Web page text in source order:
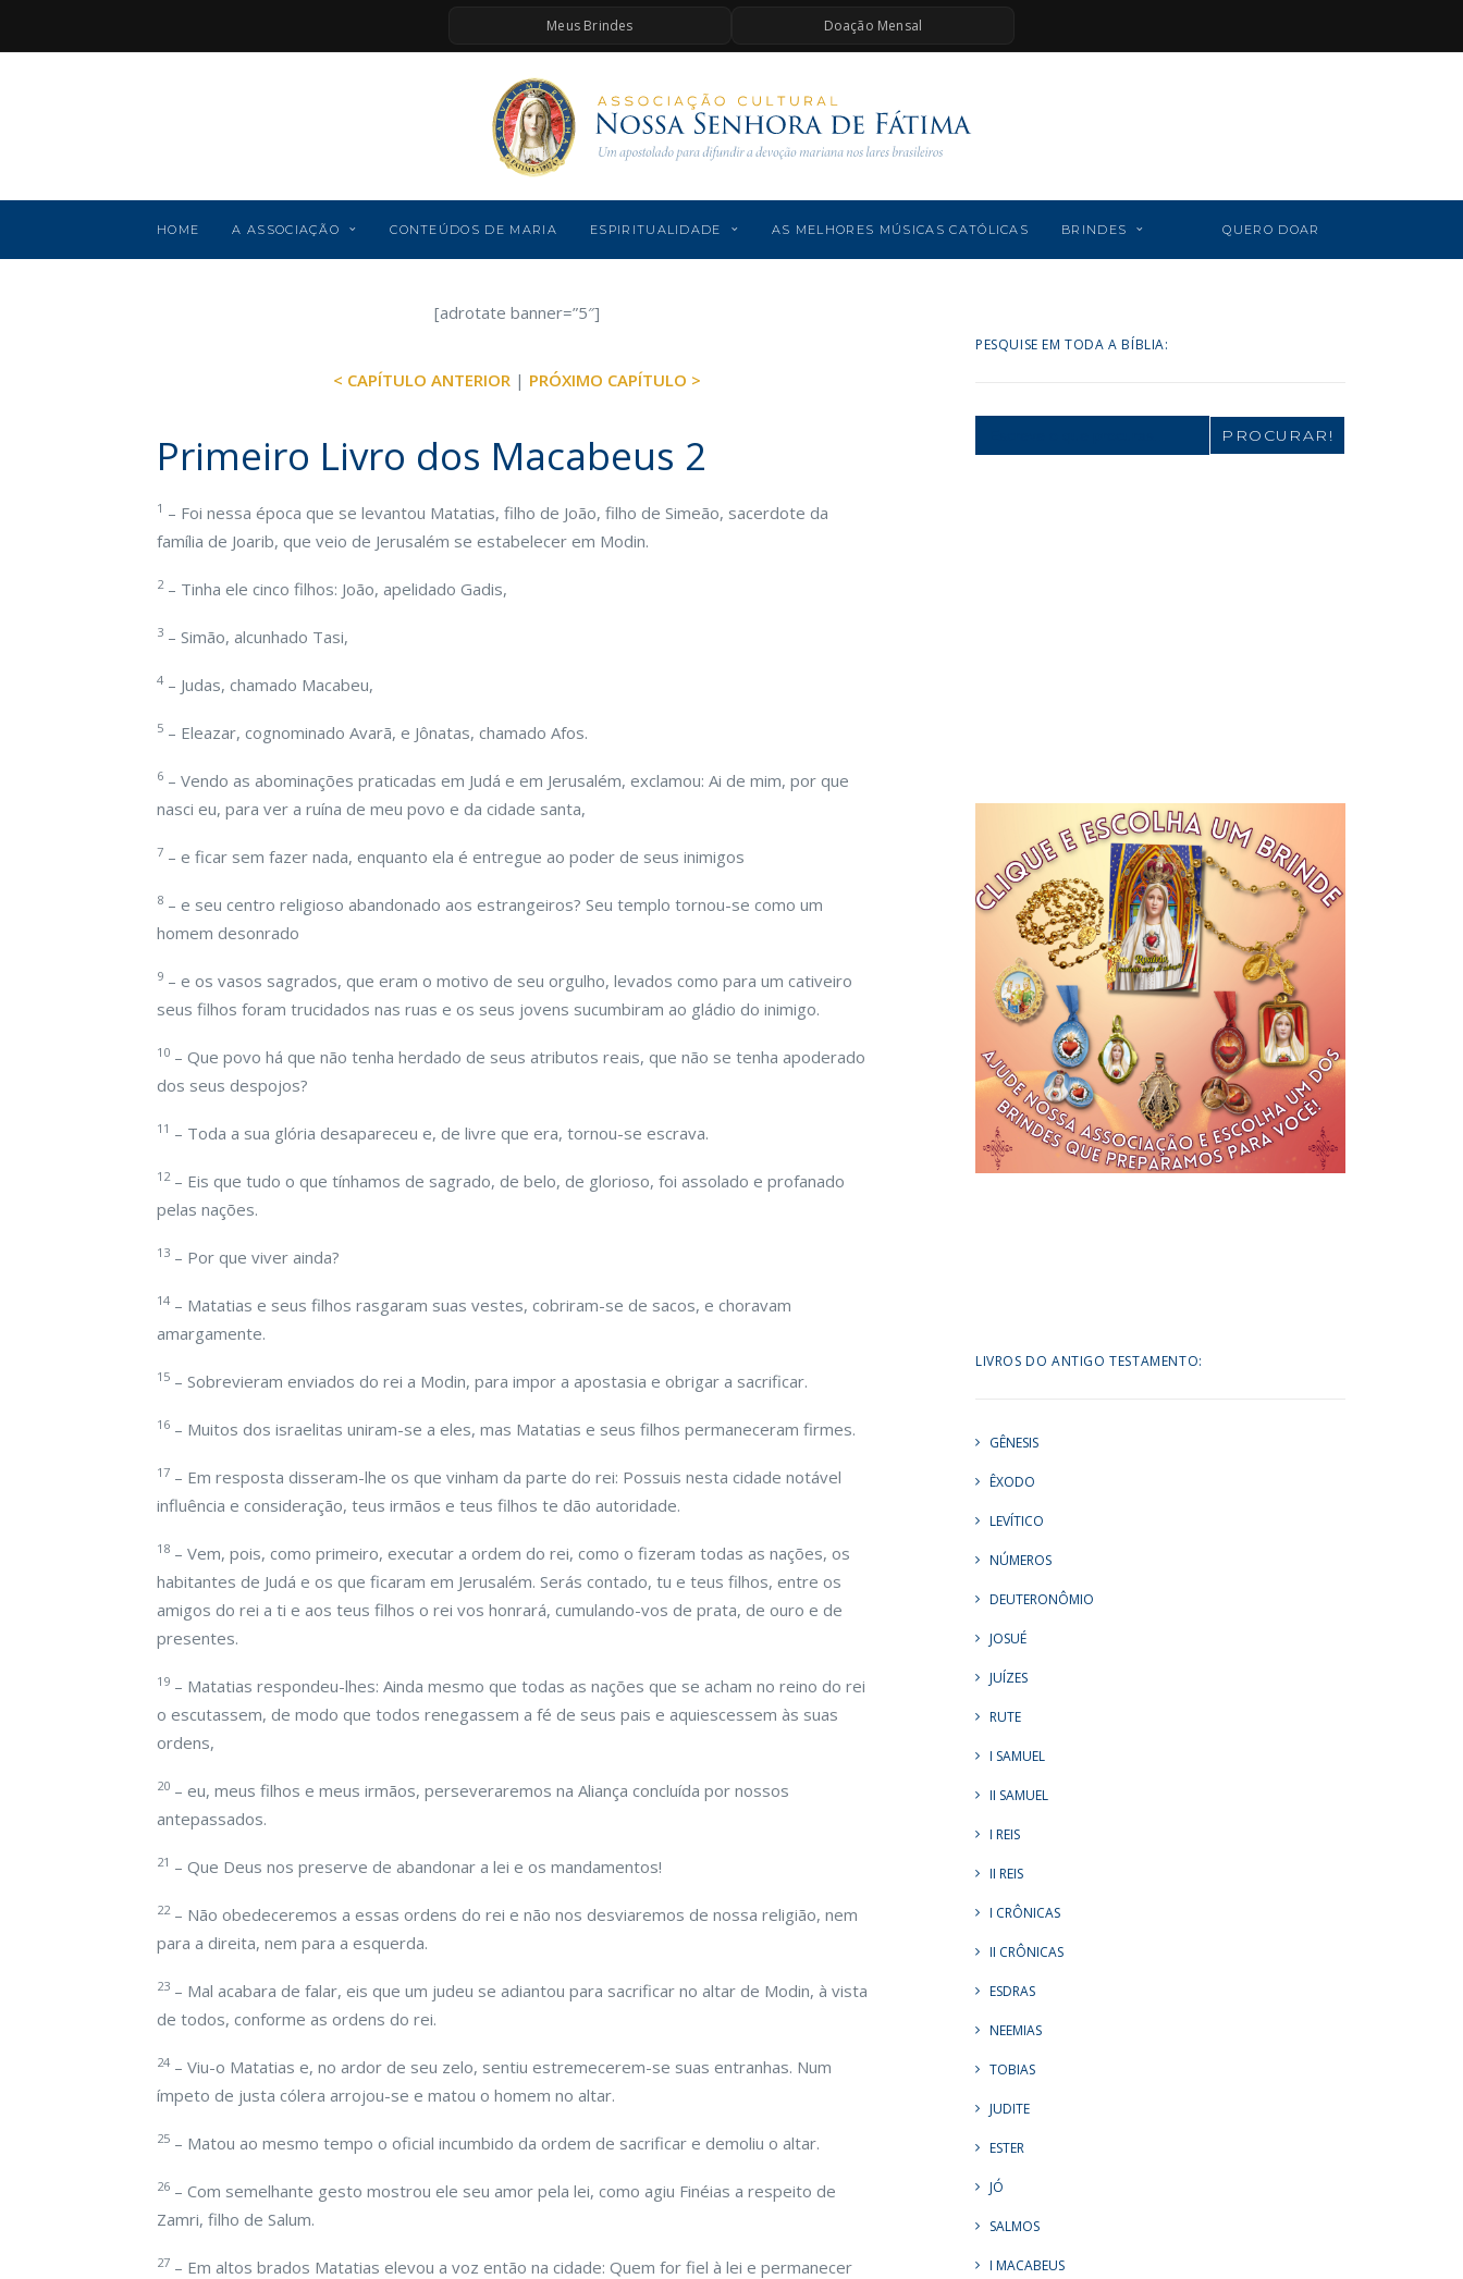
Meus Brindes Doação Mensal
HOME A ASSOCIAÇÃO CONTEÚDOS DE MARIA ESPIRITUALIDADE AS MELHORES MÚSICAS CATÓLICAS BRINDES QUERO DOAR
[adrotate banner=”5″]
< CAPÍTULO ANTERIOR | PRÓXIMO CAPÍTULO >
Primeiro Livro dos Macabeus 2
1 – Foi nessa época que se levantou Matatias, filho de João, filho de Simeão, sacerdote da
família de Joarib, que veio de Jerusalém se estabelecer em Modin.
2– Tinha ele cinco filhos: João, apelidado Gadis,
3 – Simão, alcunhado Tasi,
4 – Judas, chamado Macabeu,
5 – Eleazar, cognominado Avarã, e Jônatas, chamado Afos.
6 – Vendo as abominações praticadas em Judá e em Jerusalém, exclamou: Ai de mim, por que
nasci eu, para ver a ruína de meu povo e da cidade santa,
7 – e ficar sem fazer nada, enquanto ela é entregue ao poder de seus inimigos
8 – e seu centro religioso abandonado aos estrangeiros? Seu templo tornou-se como um
homem desonrado
9 – e os vasos sagrados, que eram o motivo de seu orgulho, levados como para um cativeiro
seus filhos foram trucidados nas ruas e os seus jovens sucumbiram ao gládio do inimigo.
10 – Que povo há que não tenha herdado de seus atributos reais, que não se tenha apoderado
dos seus despojos?
11 – Toda a sua glória desapareceu e, de livre que era, tornou-se escrava.
12– Eis que tudo o que tínhamos de sagrado, de belo, de glorioso, foi assolado e profanado
pelas nações.
13 – Por que viver ainda?
14 – Matatias e seus filhos rasgaram suas vestes, cobriram-se de sacos, e choravam
amargamente.
15 – Sobrevieram enviados do rei a Modin, para impor a apostasia e obrigar a sacrificar.
16 – Muitos dos israelitas uniram-se a eles, mas Matatias e seus filhos permaneceram firmes.
17 – Em resposta disseram-lhe os que vinham da parte do rei: Possuis nesta cidade notável
influência e consideração, teus irmãos e teus filhos te dão autoridade.
18 – Vem, pois, como primeiro, executar a ordem do rei, como o fizeram todas as nações, os
habitantes de Judá e os que ficaram em Jerusalém. Serás contado, tu e teus filhos, entre os
amigos do rei a ti e aos teus filhos o rei vos honrará, cumulando-vos de prata, de ouro e de
presentes.
19 – Matatias respondeu-lhes: Ainda mesmo que todas as nações que se acham no reino do rei
o escutassem, de modo que todos renegassem a fé de seus pais e aquiescessem às suas
ordens,
20 – eu, meus filhos e meus irmãos, perseveraremos na Aliança concluída por nossos
antepassados.
21 – Que Deus nos preserve de abandonar a lei e os mandamentos!
22– Não obedeceremos a essas ordens do rei e não nos desviaremos de nossa religião, nem
para a direita, nem para a esquerda.
23 – Mal acabara de falar, eis que um judeu se adiantou para sacrificar no altar de Modin, à vista
de todos, conforme as ordens do rei.
24 – Viu-o Matatias e, no ardor de seu zelo, sentiu estremecerem-se suas entranhas. Num
ímpeto de justa cólera arrojou-se e matou o homem no altar.
25 – Matou ao mesmo tempo o oficial incumbido da ordem de sacrificar e demoliu o altar.
26 – Com semelhante gesto mostrou ele seu amor pela lei, como agiu Finéias a respeito de
Zamri, filho de Salum.
27 – Em altos brados Matatias elevou a voz então na cidade: Quem for fiel à lei e permanecer
PESQUISE EM TODA A BÍBLIA:
Search
LIVROS DO ANTIGO TESTAMENTO:
GÊNESIS
ÊXODO
LEVÍTICO
NÚMEROS
DEUTERONÔMIO
JOSUÉ
JUÍZES
RUTE
I SAMUEL
II SAMUEL
I REIS
II REIS
I CRÔNICAS
II CRÔNICAS
ESDRAS
NEEMIAS
TOBIAS
JUDITE
ESTER
JÓ
SALMOS
I MACABEUS